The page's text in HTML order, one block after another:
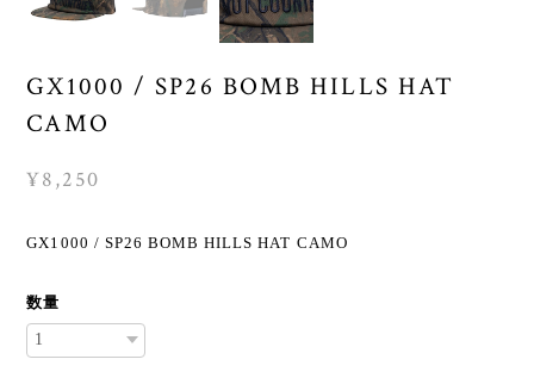
GX1000 / SP26 BOMB HILLS HAT
CAMO
¥8,250
GX1000 / SP26 BOMB HILLS HAT CAMO
数量